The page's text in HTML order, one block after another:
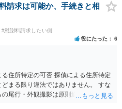
のですが 主人は世間の相場は200万や
イスお願いいたします。 婚姻費用につ
なので、ご主人の主張通り慰謝料を
姻費用＋慰謝料２００万円、が正し
婚に応じない場合、婚姻費用が月４万
い続ければ 婚姻費用だけでも２００
の弁護士に相談に行って対応につい
う。
請求は可能か、手続きと相
#慰謝料請求したい側
役にたった 6
住所特定の可否 探偵による住所特定
まる限り違法ではありません。 すな
尾行・外観撮影は原則適法であり、